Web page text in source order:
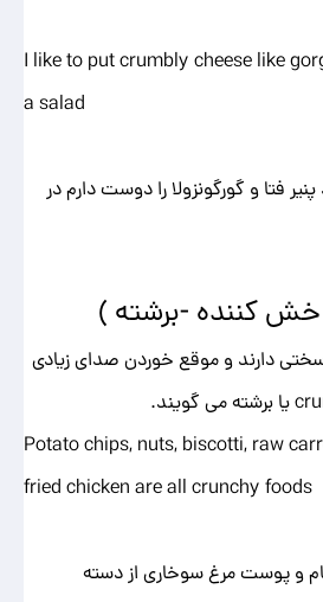
I like to put crumbly cheese like
a salad
فتا و گورگونزولا را دوست دارم در
دارند و موقع خوردن صدای زیادی
Potato chips, nuts, biscotti, raw
fried chicken are all crunchy foods
و پوست مرغ سوخاری از دسته